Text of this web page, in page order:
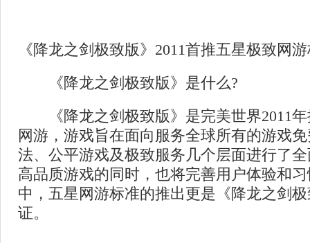
《降龙之剑极致版》2011首推五星极致网
《降龙之剑极致版》是什么?
《降龙之剑极致版》是完美世界2011年
网游，游戏旨在面向服务全球所有的游戏
法、公平游戏及极致服务几个层面进行了
高品质游戏的同时，也将完善用户体验和
中，五星网游标准的推出更是《降龙之剑
证。